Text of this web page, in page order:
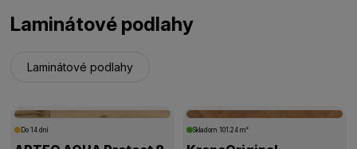
Laminátové podlahy
Laminátové podlahy
Do 14 dní Skladom 101.24 m²